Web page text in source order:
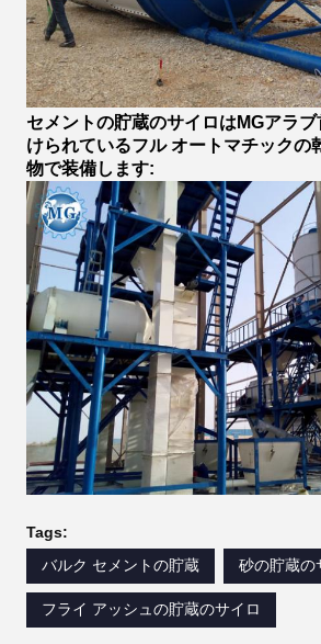
セメントの貯蔵のサイロはMGアラ
けられているフル オートマチックの
物で装備します:
Tags:
バルク セメントの貯蔵
砂の貯蔵の
フライ アッシュの貯蔵のサイロ